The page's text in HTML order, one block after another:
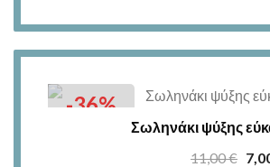
-36%
Σωληνάκι ψύξης
11,00€